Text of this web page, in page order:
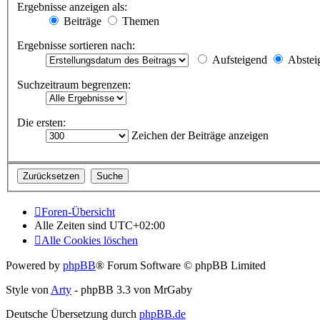
Ergebnisse anzeigen als:
Beiträge
Themen
Ergebnisse sortieren nach:
Aufsteigend
Suchzeitraum begrenzen:
Die ersten:
Zeichen der Beiträge anzeigen
Foren-Übersicht
Alle Zeiten sind UTC+02:00
Alle Cookies löschen
Powered by phpBB® Forum Software © phpBB Limited
Style von Arty - phpBB 3.3 von MrGaby
Deutsche Übersetzung durch phpBB.de